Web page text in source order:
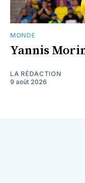
MONDE
Yannis
LA RÉDACTION
9 août 2026